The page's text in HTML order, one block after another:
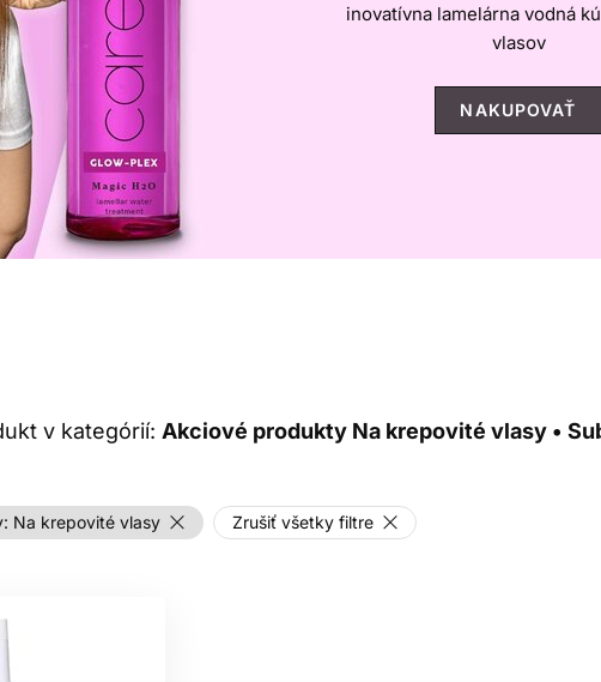
inovatívna lamelárna vodná
vlasov
NAKUPOVAŤ
v kategórií: Akciové produkty Na krepovité vlasy •
Na krepovité vlasy Zrušiť všetky filtre